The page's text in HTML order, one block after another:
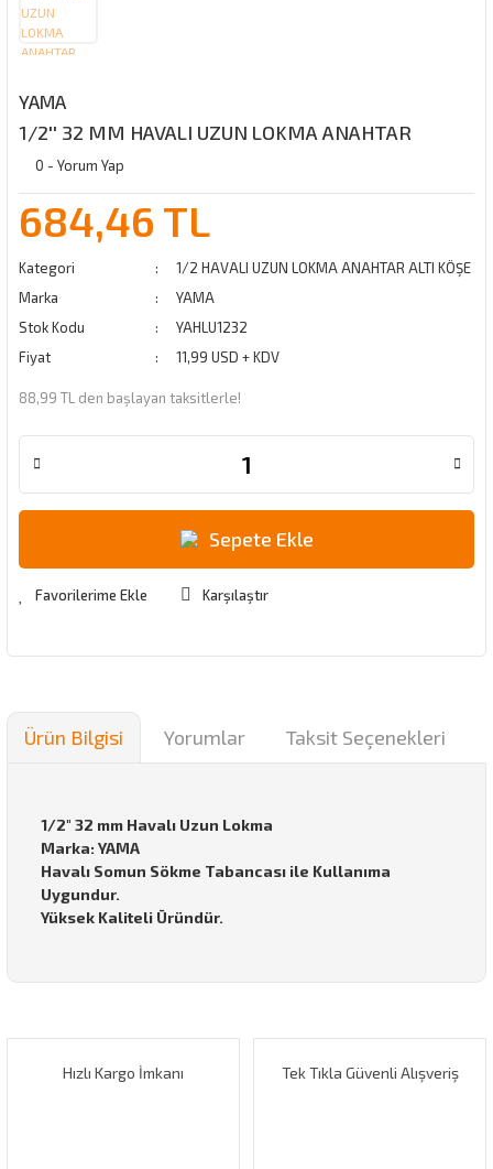
YAMA
1/2'' 32 MM HAVALI UZUN LOKMA ANAHTAR
0 - Yorum Yap
684,46 TL
Kategori
1/2 HAVALI UZUN LOKMA ANAHTAR ALTI KÖŞE
Marka
YAMA
Stok Kodu
YAHLU1232
Fiyat
11,99 USD + KDV
88,99 TL den başlayan taksitlerle!
Sepete Ekle
Karşılaştır
Ürün Bilgisi Yorumlar Taksit Seçenekleri
1/2" 32 mm Havalı Uzun Lokma
Marka: YAMA
Havalı Somun Sökme Tabancası ile Kullanıma
Uygundur.
Yüksek Kaliteli Üründür.
Görüş ve önerileriniz için teşekkür ederiz.
Hızlı Kargo İmkanı Tek Tıkla Güvenli Alışveriş